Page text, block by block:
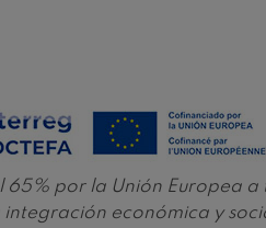
65% por la Unión
integración económica y